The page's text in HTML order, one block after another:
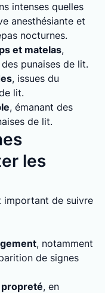
intenses quelles
anesthésiante et
nocturnes.
et matelas,
punaises de lit.
, issues du
lit.
, émanant des
de lit.
les
important de suivre
, notamment
de signes
propreté, en